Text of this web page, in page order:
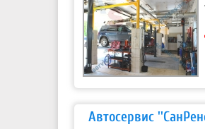
Автосервис